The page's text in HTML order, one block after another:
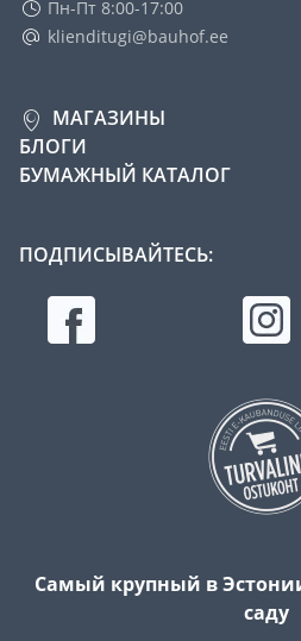
Пн-Пт 8:00-17:00
klienditugi@bauhof.ee
МАГАЗИНЫ
БЛОГИ
БУМАЖНЫЙ КАТАЛОГ
ПОДПИСЫВАЙТЕСЬ:
Самый крупный в
саду